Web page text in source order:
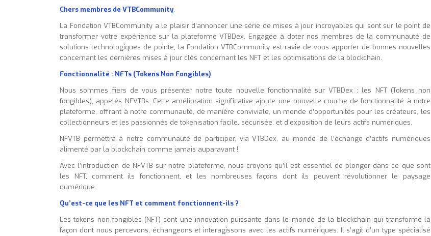
Chers membres de VTBCommunity,
La Fondation VTBCommunity a le plaisir d’annoncer une série de mises à jour incroyables qui sont sur le point de
transformer votre expérience sur la plateforme VTBDex. Engagée à doter nos membres de la communauté de
solutions technologiques de pointe, la Fondation VTBCommunity est ravie de vous apporter de bonnes nouvelles
concernant les dernières mises à jour clés concernant les NFT et les optimisations de la blockchain.
Fonctionnalité : NFTs (Tokens Non Fongibles)
Nous sommes fiers de vous présenter notre toute nouvelle fonctionnalité sur VTBDex : les NFT (Tokens non
fongibles), appelés NFVTBs. Cette amélioration significative ajoute une nouvelle couche de fonctionnalité à notre
plateforme, offrant à notre communauté, de manière conviviale, un monde d’opportunités pour les créateurs, les
collectionneurs et les passionnés de tokenisation facile, sécurisée, et d’exposition de leurs actifs numériques.
NFVTB permettra à notre communauté de participer, via VTBDex, au monde de l’échange d’actifs numériques
alimenté par la blockchain comme jamais auparavant !
Avec l’introduction de NFVTB sur notre plateforme, nous croyons qu’il est essentiel de plonger dans ce que sont
les NFT, comment ils fonctionnent, et les nombreuses façons dont ils peuvent révolutionner le paysage
numérique.
Qu’est-ce que les NFT et comment fonctionnent-ils ?
Les tokens non fongibles (NFT) sont une innovation puissante dans le monde de la blockchain qui transforme la
façon dont nous percevons, échangeons et interagissons avec les actifs numériques. Il s’agit d’un type spécialisé